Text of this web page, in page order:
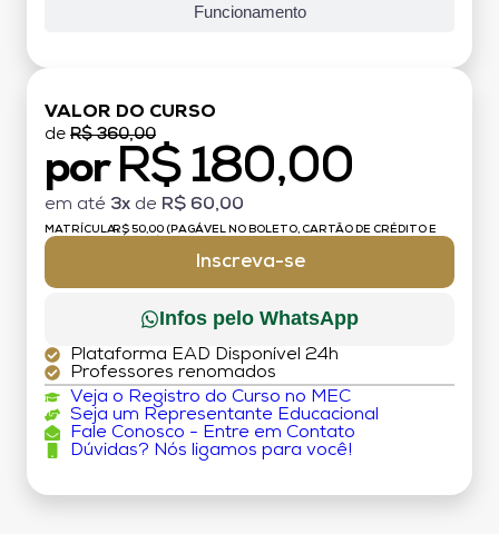
Funcionamento
VALOR DO CURSO
de R$ 360,00
por R$ 180,00
em até 3x de R$ 60,00
MATRÍCULA:R$ 50,00 (PAGÁVEL NO BOLETO, CARTÃO DE CRÉDITO E
Inscreva-se
Infos pelo WhatsApp
Plataforma EAD Disponível 24h
Professores renomados
Veja o Registro do Curso no MEC
Seja um Representante Educacional
Fale Conosco - Entre em Contato
Dúvidas? Nós ligamos para você!